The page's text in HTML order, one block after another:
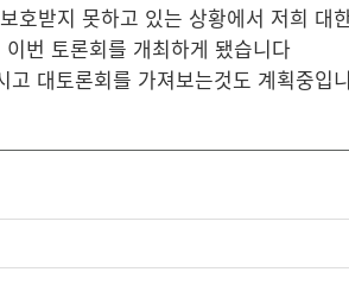
받지 못하고 있는 상황에서 저희 대
번 토론회를 개최하게 됐습니다
대토론회를 가져보는것도 계획중입